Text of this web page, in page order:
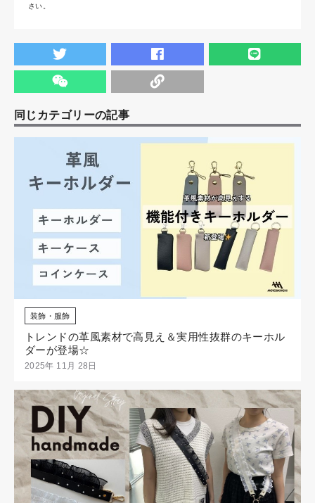
さい。
同じカテゴリーの記事
装飾・服飾
トレンドの革風素材で高見え＆実用性抜群のキーホル
ダーが登場☆
2025年 11月 28日